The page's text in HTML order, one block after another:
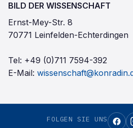
BILD DER WISSENSCHAFT
Ernst-Mey-Str. 8
70771 Leinfelden-Echterdingen
Tel: +49 (0)711 7594-392
E-Mail:
FOLGEN SIE UNS